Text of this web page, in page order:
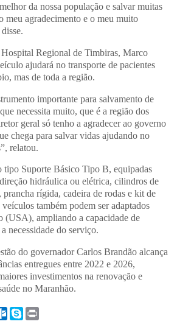
da nossa população e salvar muitas
meu agradecimento e o meu muito
Regional de Timbiras, Marco
ajudará no transporte de pacientes
mas de toda a região.
importante para salvamento de
necessita muito, que é a região dos
geral só tenho a agradecer ao governo
chega para salvar vidas ajudando no
relatou.
tipo Suporte Básico Tipo B, equipadas
hidráulica ou elétrica, cilindros de
rígida, cadeira de rodas e kit de
também podem ser adaptados
(USA), ampliando a capacidade de
necessidade do serviço.
do governador Carlos Brandão alcança
entregues entre 2022 e 2026,
investimentos na renovação e
no Maranhão.
O
u
S
k